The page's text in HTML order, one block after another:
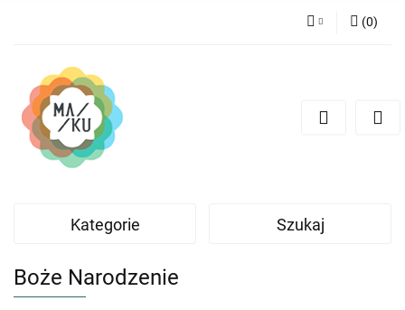
Dodaj zgłoszenie
(0)
Kategorie Szukaj
Boże Narodzenie